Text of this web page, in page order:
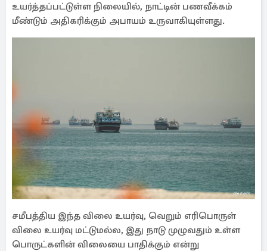
உயர்த்தப்பட்டுள்ள நிலையில், நாட்டின் பணவீக்கம்
மீண்டும் அதிகரிக்கும் அபாயம் உருவாகியுள்ளது.
சமீபத்திய இந்த விலை உயர்வு, வெறும் எரிபொருள்
விலை உயர்வு மட்டுமல்ல, இது நாடு முழுவதும் உள்ள
பொருட்களின் விலையை பாதிக்கும் என்று